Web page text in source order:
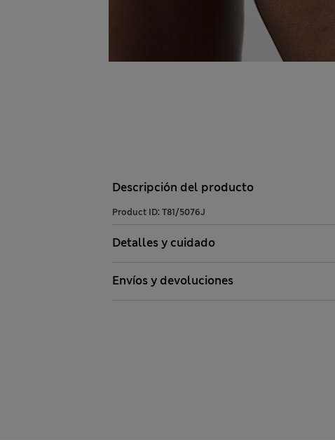
Descripción del producto
Product ID: T81/5076J
Detalles y cuidado
Envíos y devoluciones